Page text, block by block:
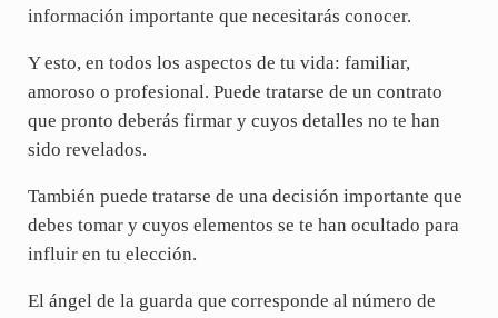
información importante que necesitarás conocer.
Y esto, en todos los aspectos de tu vida: familiar,
amoroso o profesional. Puede tratarse de un contrato
que pronto deberás firmar y cuyos detalles no te han
sido revelados.
También puede tratarse de una decisión importante que
debes tomar y cuyos elementos se te han ocultado para
influir en tu elección.
El ángel de la guarda que corresponde al número de